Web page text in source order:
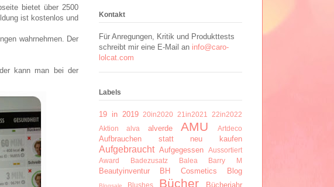
bietet über 2500
ist kostenlos und
wahrnehmen. Der
kann man bei der
Kontakt
Für Anregungen, Kritik und Produkttests
schreibt mir eine E-Mail an info@caro-
lolcat.com
Labels
19 in 2019 20in2020 21in2021
22in2022
Aktion
alva alverde AMU Artdeco
Aufbrauchen statt neu kaufen
Aufgebraucht Aufgegessen
Aussortiert
Award
Badezusatz Balea Barry M
Beautyinventur BH Cosmetics Blog
Blogsale Blushes Bücher
Bücherjahr